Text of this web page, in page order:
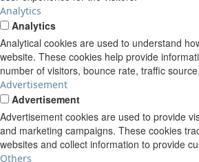
Analytics
Analytics
Analytical cookies are used to understand
website. These cookies help provide
number of visitors, bounce rate, traffic
Advertisement
Advertisement
Advertisement cookies are used to provide
and marketing campaigns. These cookies
websites and collect information to provide
Others